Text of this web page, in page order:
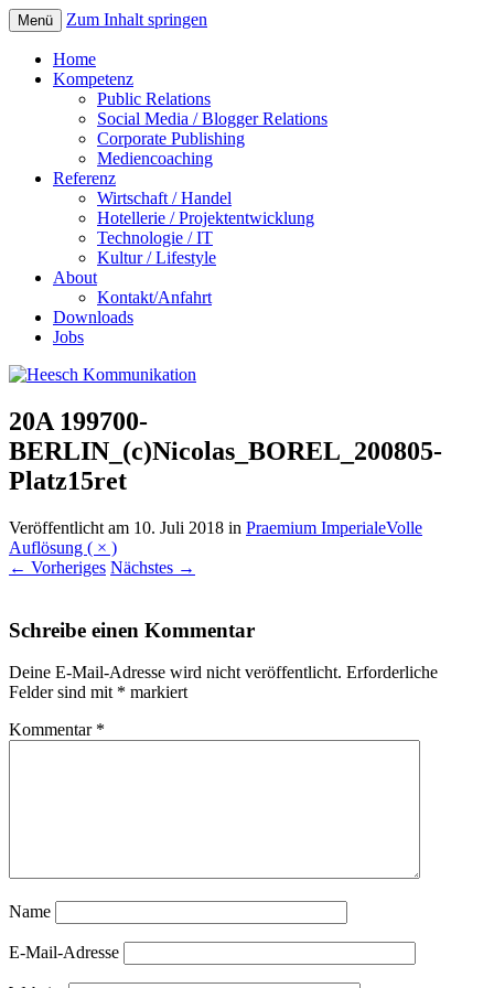
Menü Zum Inhalt springen
Home
Kompetenz
Public Relations
Social Media / Blogger Relations
Corporate Publishing
Mediencoaching
Referenz
Wirtschaft / Handel
Hotellerie / Projektentwicklung
Technologie / IT
Kultur / Lifestyle
About
Kontakt/Anfahrt
Downloads
Jobs
20A 199700-
BERLIN_(c)Nicolas_BOREL_200805-
Platz15ret
Veröffentlicht am 10. Juli 2018 in Praemium ImperialeVolle
Auflösung ( × )
← Vorheriges Nächstes →
Schreibe einen Kommentar
Deine E-Mail-Adresse wird nicht veröffentlicht. Erforderliche
Felder sind mit * markiert
Kommentar *
Name
E-Mail-Adresse